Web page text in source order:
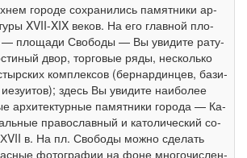
го­ро­де со­хра­ни­лись па­мят­ни­ки ар­
XVII-XIX ве­ков. На его глав­ной пло­
пло­ща­ди Сво­бо­ды — Вы уви­ди­те ра­ту­
двор, тор­го­вые ря­ды, не­сколь­ко
ком­плек­сов (бер­нар­дин­цев, ба­зи­
здесь Вы уви­ди­те наи­бо­лее
ар­хи­тек­тур­ные па­мят­ни­ки го­ро­да — Ка­
пра­во­слав­ный и ка­то­ли­че­ский со­
в. На пл. Сво­бо­ды мож­но сде­лать
фо­то­гра­фии на фо­не мно­го­чис­лен­